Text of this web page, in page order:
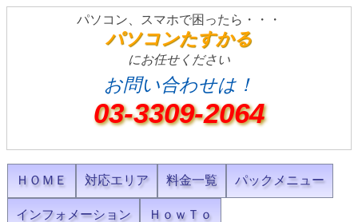
パソコン、スマホで困ったら・・・
パソコンたすかる
にお任せください
お問い合わせは！
03-3309-2064
ＨＯＭＥ 対応エリア 料金一覧 パックメニュー
インフォメーション ＨｏｗＴｏ